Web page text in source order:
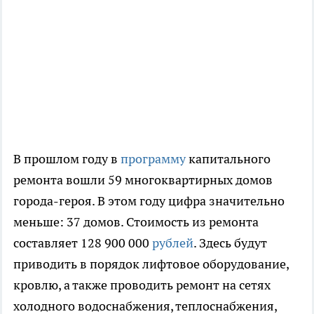
В прошлом году в программукапитального
ремонта вошли 59 многоквартирных домов
города-героя. В этом году цифра значительно
меньше: 37 домов. Стоимость из ремонта
составляет 128 900 000 рублей. Здесь будут
приводить в порядок лифтовое оборудование,
кровлю, а также проводить ремонт на сетях
холодного водоснабжения, теплоснабжения,